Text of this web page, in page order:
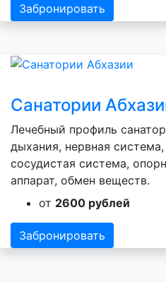
Забронировать
Санатории
Лечебный профиль
дыхания, нервная
сосудистая система,
аппарат, обмен веществ.
от 2600 рублей
Забронировать